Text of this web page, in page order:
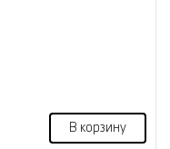
В корзину